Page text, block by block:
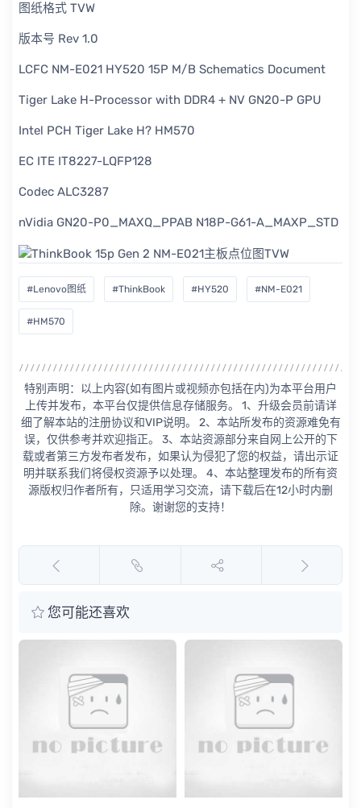
图纸格式 TVW
版本号 Rev 1.0
LCFC NM-E021 HY520 15P M/B Schematics Document
Tiger Lake H-Processor with DDR4 + NV GN20-P GPU
Intel PCH Tiger Lake H? HM570
EC ITE IT8227-LQFP128
Codec ALC3287
nVidia GN20-P0_MAXQ_PPAB N18P-G61-A_MAXP_STD
#Lenovo图纸 #ThinkBook #HY520 #NM-E021
#HM570
特别声明：以上内容(如有图片或视频亦包括在内)为本平台用户
上传并发布，本平台仅提供信息存储服务。 1、升级会员前请详
细了解本站的注册协议和VIP说明。 2、本站所发布的资源难免有
误，仅供参考并欢迎指正。 3、本站资源部分来自网上公开的下
载或者第三方发布者发布，如果认为侵犯了您的权益，请出示证
明并联系我们将侵权资源予以处理。 4、本站整理发布的所有资
源版权归作者所有，只适用学习交流，请下载后在12小时内删
除。谢谢您的支持！
您可能还喜欢